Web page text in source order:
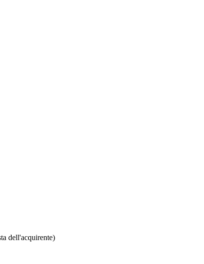
dell'acquirente)